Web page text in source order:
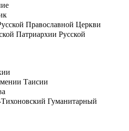
Православной Церкви
Патриархии Русской
Таисии
Гуманитарный